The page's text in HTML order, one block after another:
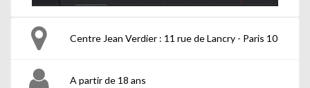
Centre Jean Verdier : 11 rue de Lancry - Paris 10
A partir de 18 ans